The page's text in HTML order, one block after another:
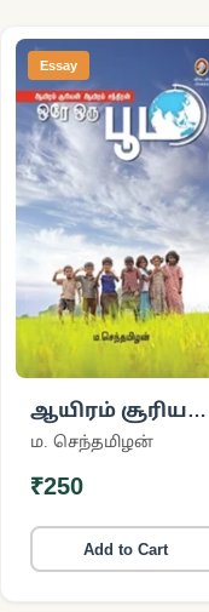
Essay
ஆயிரம் சூரியன்
ஆயிரம் சந்திரன்
ம. செந்தமிழன்
₹250
Add to Cart